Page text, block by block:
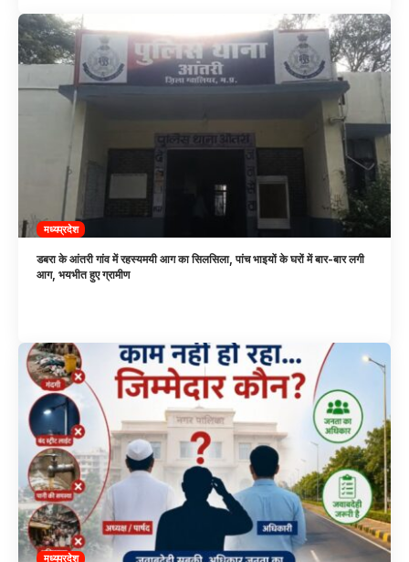
मध्यप्रदेश
डबरा के आंतरी गांव में रहस्यमयी आग का सिलसिला, पांच भाइयों के घरों में बार-बार लगी
आग, भयभीत हुए ग्रामीण
मध्यप्रदेश